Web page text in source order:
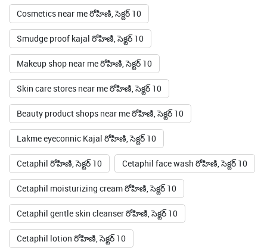
Cosmetics near me రోహిణి, సెక్టర్ 10
Smudge proof kajal రోహిణి, సెక్టర్ 10
Makeup shop near me రోహిణి, సెక్టర్ 10
Skin care stores near me రోహిణి, సెక్టర్ 10
Beauty product shops near me రోహిణి, సెక్టర్ 10
Lakme eyeconnic Kajal రోహిణి, సెక్టర్ 10
Cetaphil రోహిణి, సెక్టర్ 10 Cetaphil face wash రోహిణి, సెక్టర్ 10
Cetaphil moisturizing cream రోహిణి, సెక్టర్ 10
Cetaphil gentle skin cleanser రోహిణి, సెక్టర్ 10
Cetaphil lotion రోహిణి, సెక్టర్ 10